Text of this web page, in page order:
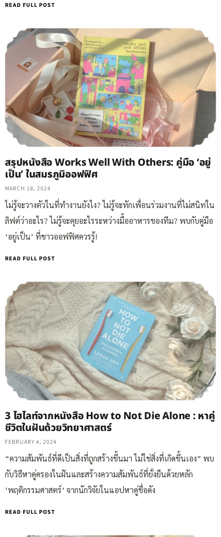
READ FULL POST
สรุปหนังสือ Works Well With Others: คู่มือ ‘อยู่
เป็น’ ในสมรภูมิออฟฟิศ
MARCH 18, 2024
ไม่รู้จะวางตัวในที่ทำงานยังไง? ไม่รู้จะทักเพื่อนร่วมงานที่ไม่สนิทใน
ลิฟต์ว่าอะไร? ไม่รู้จะคุยอะไรระหว่างมื้ออาหารของทีม? พบกับคู่มือ
‘อยู่เป็น’ ที่ชาวออฟฟิศควรรู้!
READ FULL POST
3 ไฮไลท์จากหนังสือ How to Not Die Alone : หาคู่
ชีวิตในฝันด้วยวิทยาศาสตร์
FEBRUARY 4, 2024
“ความสัมพันธ์ที่ดีเป็นสิ่งที่ถูกสร้างขึ้นมา ไม่ใช่สิ่งที่เกิดขึ้นเอง” พบ
กับวิธีหาคู่ครองในฝันและสร้างความสัมพันธ์ที่ยั่งยืนด้วยหลัก
‘พฤติกรรมศาสตร์’ จากนักวิจัยในแอปหาคู่ชื่อดัง
READ FULL POST